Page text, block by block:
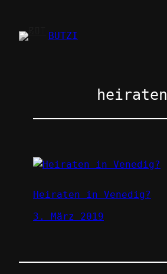
springenBUTZI
heiraten
Heiraten in Venedig?
3. März 2019